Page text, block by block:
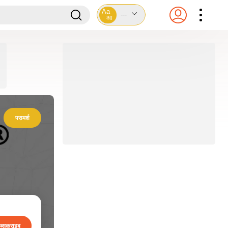
Aa
आ
---
परामर्श